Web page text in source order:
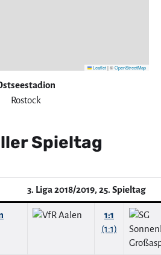
Leaflet|©OpenStreetMap
Rostock
Spieltag
3. Liga 2018/2019, 25. Spieltag
1:1
(1:1)